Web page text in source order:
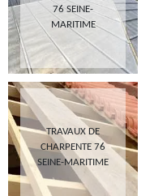
76 SEINE-
MARITIME
TRAVAUX DE
CHARPENTE 76
SEINE-MARITIME